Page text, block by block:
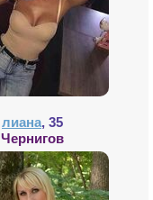
лиана, 35
Чернигов